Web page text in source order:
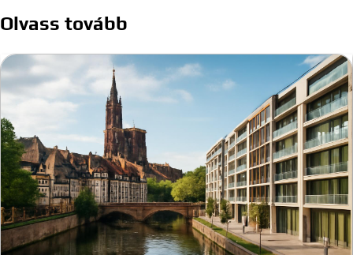
Olvass tovább